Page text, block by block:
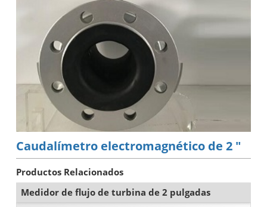
Caudalímetro electromagnético de 2 "
Productos Relacionados
Medidor de flujo de turbina de 2 pulgadas